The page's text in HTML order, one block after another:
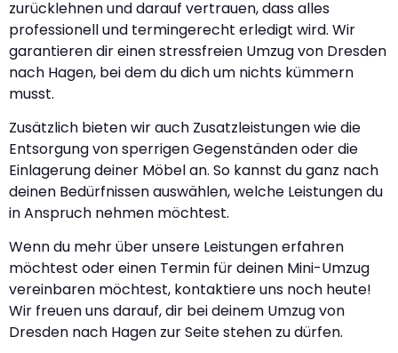
zurücklehnen und darauf vertrauen, dass alles
professionell und termingerecht erledigt wird. Wir
garantieren dir einen stressfreien Umzug von Dresden
nach Hagen, bei dem du dich um nichts kümmern
musst.
Zusätzlich bieten wir auch Zusatzleistungen wie die
Entsorgung von sperrigen Gegenständen oder die
Einlagerung deiner Möbel an. So kannst du ganz nach
deinen Bedürfnissen auswählen, welche Leistungen du
in Anspruch nehmen möchtest.
Wenn du mehr über unsere Leistungen erfahren
möchtest oder einen Termin für deinen Mini-Umzug
vereinbaren möchtest, kontaktiere uns noch heute!
Wir freuen uns darauf, dir bei deinem Umzug von
Dresden nach Hagen zur Seite stehen zu dürfen.